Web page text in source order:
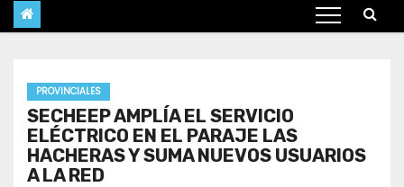
PROVINCIALES
SECHEEP AMPLÍA EL SERVICIO
ELÉCTRICO EN EL PARAJE LAS
HACHERAS Y SUMA NUEVOS USUARIOS
A LA RED